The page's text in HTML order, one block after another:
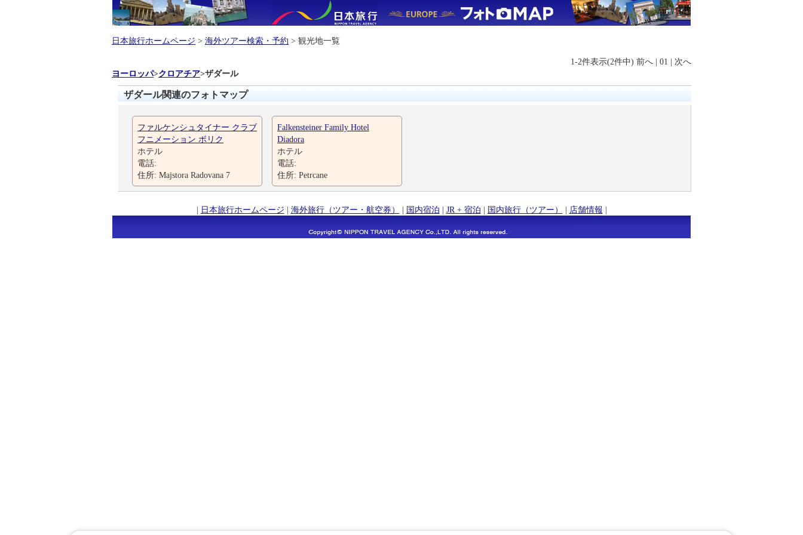
日本旅行ホームページ > 海外ツアー検索・予約 > 観光地一覧
1-2件表示(2件中) 前へ | 01 | 次へ
ヨーロッパ>クロアチア>ザダール
ザダール関連のフォトマップ
ファルケンシュタイナー クラブ
フニメーション ボリク
ホテル
電話:
住所: Majstora Radovana 7
Falkensteiner Family Hotel
Diadora
ホテル
電話:
住所: Petrcane
| 日本旅行ホームページ | 海外旅行（ツアー・航空券） | 国内宿泊 | JR + 宿泊 | 国内旅行（ツアー） | 店舗情報 |